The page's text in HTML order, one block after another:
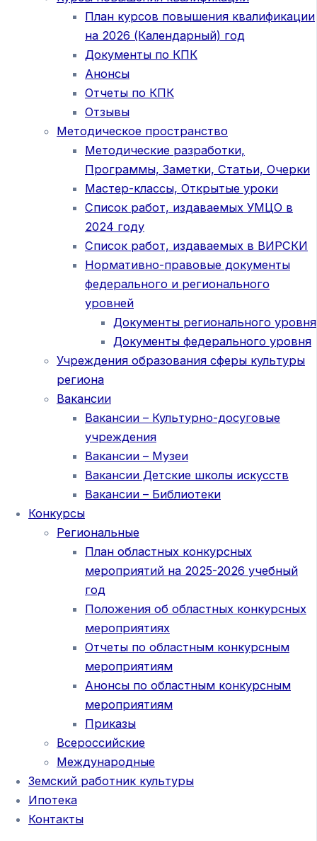
План курсов повышения квалификации
на 2026 (Календарный) год
Документы по КПК
Анонсы
Отчеты по КПК
Отзывы
Методическое пространство
Методические разработки,
Программы, Заметки, Статьи, Очерки
Мастер-классы, Открытые уроки
Список работ, издаваемых УМЦО в
2024 году
Список работ, издаваемых в ВИРСКИ
Нормативно-правовые документы
федерального и регионального
уровней
Документы регионального уровня
Документы федерального уровня
Учреждения образования сферы культуры
региона
Вакансии
Вакансии – Культурно-досуговые
учреждения
Вакансии – Музеи
Вакансии Детские школы искусств
Вакансии – Библиотеки
Конкурсы
Региональные
План областных конкурсных
мероприятий на 2025-2026 учебный
год
Положения об областных конкурсных
мероприятиях
Отчеты по областным конкурсным
мероприятиям
Анонсы по областным конкурсным
мероприятиям
Приказы
Всероссийские
Международные
Земский работник культуры
Ипотека
Контакты